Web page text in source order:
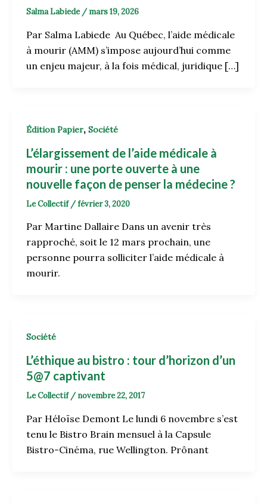
Salma Labiede / mars 19, 2026
Par Salma Labiede Au Québec, l’aide médicale
à mourir (AMM) s’impose aujourd’hui comme
un enjeu majeur, à la fois médical, juridique […]
Édition Papier, Société
L’élargissement de l’aide médicale à
mourir : une porte ouverte à une
nouvelle façon de penser la médecine ?
Le Collectif /février 3, 2020
Par Martine Dallaire Dans un avenir très
rapproché, soit le 12 mars prochain, une
personne pourra solliciter l’aide médicale à
mourir.
Société
L’éthique au bistro : tour d’horizon d’un
5@7 captivant
Le Collectif / novembre 22, 2017
Par Héloïse Demont Le lundi 6 novembre s’est
tenu le Bistro Brain mensuel à la Capsule
Bistro-Cinéma, rue Wellington. Prônant